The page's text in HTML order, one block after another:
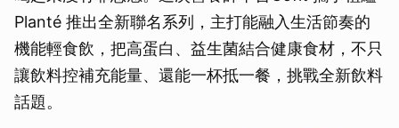
Planté 推出全新聯名系列，主打能融入生活節奏的
機能輕食飲，把高蛋白、益生菌結合健康食材，不只
讓飲料控補充能量、還能一杯抵一餐，挑戰全新飲料
話題。